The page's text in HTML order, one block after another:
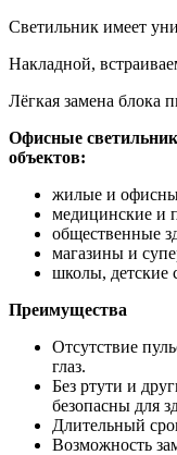
Светильник имеет
Накладной,
Лёгкая замена блока
Офисные
объектов:
жилые и
медицинские и
общественные
магазины и
школы, детские
Преимущества
Отсутствие
глаз.
Без ртути и
безопасны для
Длительный
Возможность